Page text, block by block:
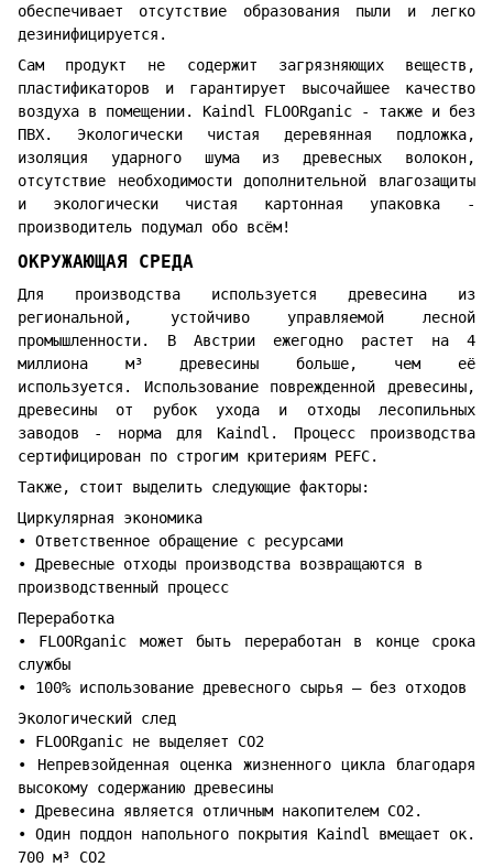
обеспечивает отсутствие образования пыли и легко
дезинифицируется.
Сам продукт не содержит загрязняющих веществ,
пластификаторов и гарантирует высочайшее качество
воздуха в помещении. Kaindl FLOORganic - также и без
ПВХ. Экологически чистая деревянная подложка,
изоляция ударного шума из древесных волокон,
отсутствие необходимости дополнительной влагозащиты
и экологически чистая картонная упаковка -
производитель подумал обо всём!
ОКРУЖАЮЩАЯ СРЕДА
Для производства используется древесина из
региональной, устойчиво управляемой лесной
промышленности. В Австрии ежегодно растет на 4
миллиона м³ древесины больше, чем её
используется. Использование поврежденной древесины,
древесины от рубок ухода и отходы лесопильных
заводов - норма для Kaindl. Процесс производства
сертифицирован по строгим критериям PEFC.
Также, стоит выделить следующие факторы:
Циркулярная экономика
• Ответственное обращение с ресурсами
• Древесные отходы производства возвращаются в
производственный процесс
Переработка
• FLOORganic может быть переработан в конце срока
службы
• 100% использование древесного сырья – без отходов
Экологический след
• FLOORganic не выделяет CO2
• Непревзойденная оценка жизненного цикла благодаря
высокому содержанию древесины
• Древесина является отличным накопителем CO2.
• Один поддон напольного покрытия Kaindl вмещает ок.
700 м³ CO2